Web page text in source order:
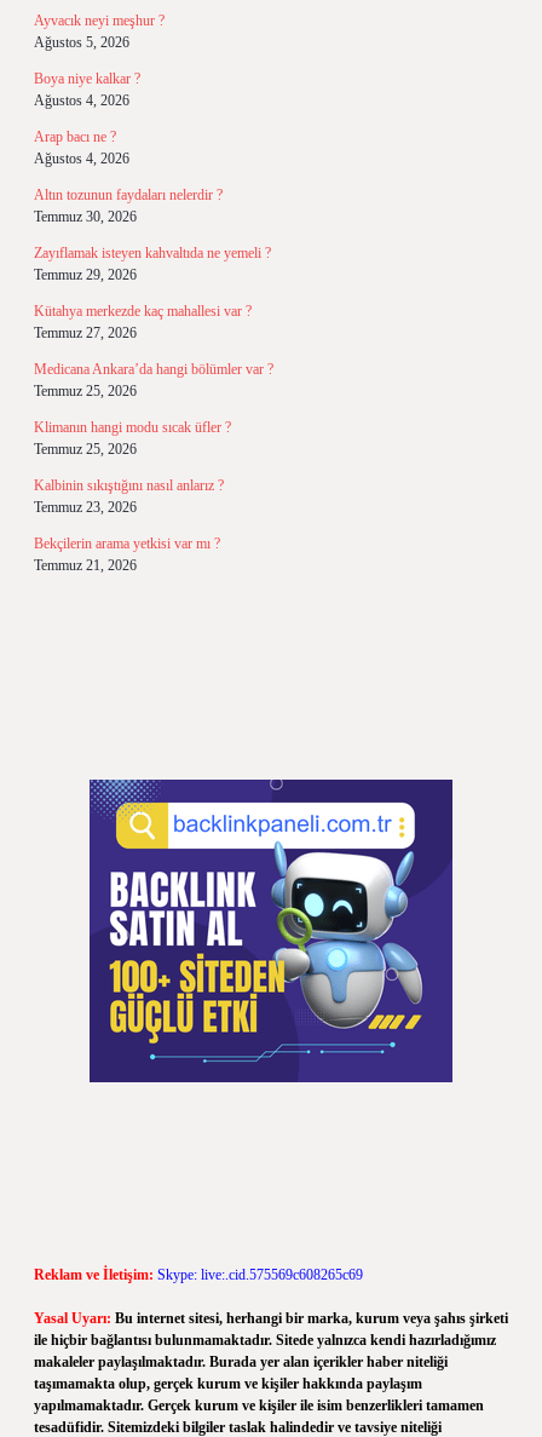
Ayvacık neyi meşhur ?
Ağustos 5, 2026
Boya niye kalkar ?
Ağustos 4, 2026
Arap bacı ne ?
Ağustos 4, 2026
Altın tozunun faydaları nelerdir ?
Temmuz 30, 2026
Zayıflamak isteyen kahvaltıda ne yemeli ?
Temmuz 29, 2026
Kütahya merkezde kaç mahallesi var ?
Temmuz 27, 2026
Medicana Ankara’da hangi bölümler var ?
Temmuz 25, 2026
Klimanın hangi modu sıcak üfler ?
Temmuz 25, 2026
Kalbinin sıkıştığını nasıl anlarız ?
Temmuz 23, 2026
Bekçilerin arama yetkisi var mı ?
Temmuz 21, 2026
Reklam ve İletişim: Skype: live:.cid.575569c608265c69
Yasal Uyarı: Bu internet sitesi, herhangi bir marka, kurum veya şahıs şirketi
ile hiçbir bağlantısı bulunmamaktadır. Sitede yalnızca kendi hazırladığımız
makaleler paylaşılmaktadır. Burada yer alan içerikler haber niteliği
taşımamakta olup, gerçek kurum ve kişiler hakkında paylaşım
yapılmamaktadır. Gerçek kurum ve kişiler ile isim benzerlikleri tamamen
tesadüfidir. Sitemizdeki bilgiler taslak halindedir ve tavsiye niteliği